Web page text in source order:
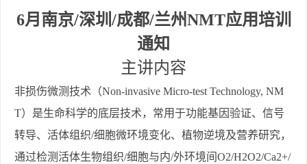
6月南京/深圳 /成都/兰州NMT应用培训
通知
主讲内容
非损伤微测技术（Non-invasive Micro-test Technology, NM
T）是生命科学的底层技术，常用于功能基因验证、信号
转导、活体组织/细胞微环境变化、植物逆境及营养研究，
通过检测活体生物组织/细胞与内/外环境间O2/H2O2/Ca2+/